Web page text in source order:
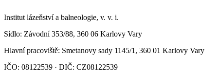
Institut lázeňství a balneologie, v. v. i.
Sídlo: Závodní 353/88, 360 06 Karlovy Vary
Hlavní pracoviště: Smetanovy sady 1145/1, 360 01 Karlovy Vary
IČO: 08122539 · DIČ: CZ08122539